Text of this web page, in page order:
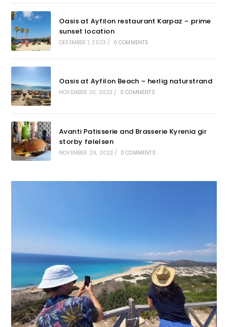
Oasis at Ayfilon restaurant Karpaz – prime
sunset location
DESEMBER 1, 2023 / 0 COMMENTS
Oasis at Ayfilon Beach – herlig naturstrand
NOVEMBER 30, 2023 / 0 COMMENTS
Avanti Patisserie and Brasserie Kyrenia gir
storby følelsen
NOVEMBER 29, 2023 / 0 COMMENTS